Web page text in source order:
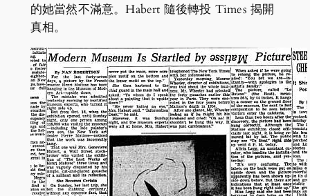
的她當然不滿意。Habert 隨後轉投 Times 揭開
真相。